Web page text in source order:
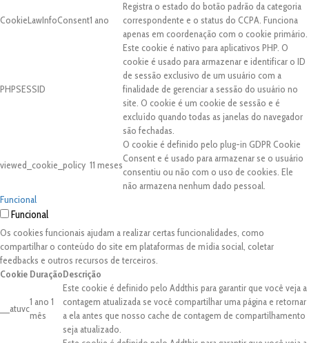
CookieLawInfoConsent1 ano
Registra o estado do botão padrão da categoria
correspondente e o status do CCPA. Funciona
apenas em coordenação com o cookie primário.
PHPSESSID
Este cookie é nativo para aplicativos PHP. O
cookie é usado para armazenar e identificar o ID
de sessão exclusivo de um usuário com a
finalidade de gerenciar a sessão do usuário no
site. O cookie é um cookie de sessão e é
excluído quando todas as janelas do navegador
são fechadas.
viewed_cookie_policy 11 meses
O cookie é definido pelo plug-in GDPR Cookie
Consent e é usado para armazenar se o usuário
consentiu ou não com o uso de cookies. Ele
não armazena nenhum dado pessoal.
Funcional
Funcional
Os cookies funcionais ajudam a realizar certas funcionalidades, como
compartilhar o conteúdo do site em plataformas de mídia social, coletar
feedbacks e outros recursos de terceiros.
Cookie DuraçãoDescrição
__atuvc
1 ano 1
mês
Este cookie é definido pelo Addthis para garantir que você veja a
contagem atualizada se você compartilhar uma página e retornar
a ela antes que nosso cache de contagem de compartilhamento
seja atualizado.